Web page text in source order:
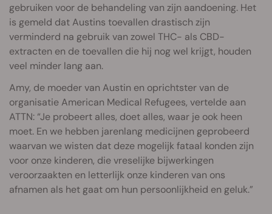
gebruiken voor de behandeling van zijn aandoening. Het
is gemeld dat Austins toevallen drastisch zijn
verminderd na gebruik van zowel THC- als CBD-
extracten en de toevallen die hij nog wel krijgt, houden
veel minder lang aan.
Amy, de moeder van Austin en oprichtster van de
organisatie American Medical Refugees, vertelde aan
ATTN: “Je probeert alles, doet alles, waar je ook heen
moet. En we hebben jarenlang medicijnen geprobeerd
waarvan we wisten dat deze mogelijk fataal konden zijn
voor onze kinderen, die vreselijke bijwerkingen
veroorzaakten en letterlijk onze kinderen van ons
afnamen als het gaat om hun persoonlijkheid en geluk.”